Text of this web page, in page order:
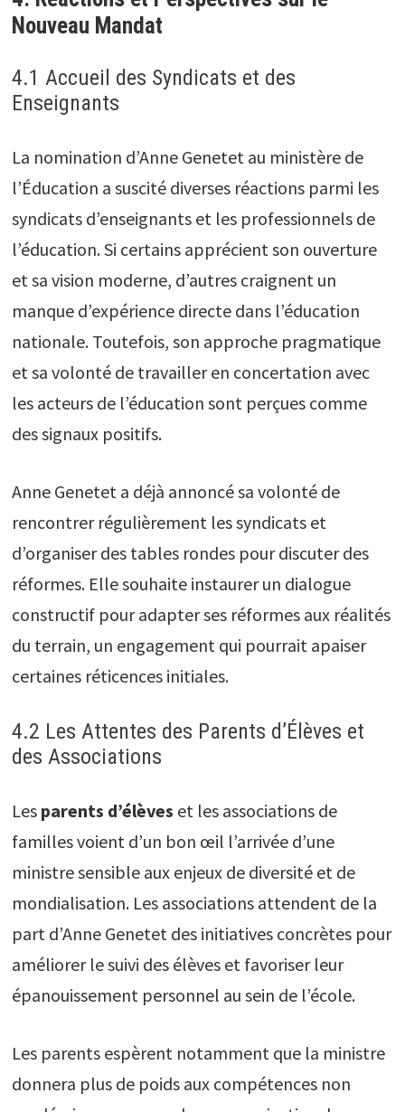
Nouveau Mandat
4.1 Accueil des Syndicats et des
Enseignants
La nomination d’Anne Genetet au ministère de
l’Éducation a suscité diverses réactions parmi les
syndicats d’enseignants et les professionnels de
l’éducation. Si certains apprécient son ouverture
et sa vision moderne, d’autres craignent un
manque d’expérience directe dans l’éducation
nationale. Toutefois, son approche pragmatique
et sa volonté de travailler en concertation avec
les acteurs de l’éducation sont perçues comme
des signaux positifs.
Anne Genetet a déjà annoncé sa volonté de
rencontrer régulièrement les syndicats et
d’organiser des tables rondes pour discuter des
réformes. Elle souhaite instaurer un dialogue
constructif pour adapter ses réformes aux réalités
du terrain, un engagement qui pourrait apaiser
certaines réticences initiales.
4.2 Les Attentes des Parents d’Élèves et
des Associations
Les parents d’élèves et les associations de
familles voient d’un bon œil l’arrivée d’une
ministre sensible aux enjeux de diversité et de
mondialisation. Les associations attendent de la
part d’Anne Genetet des initiatives concrètes pour
améliorer le suivi des élèves et favoriser leur
épanouissement personnel au sein de l’école.
Les parents espèrent notamment que la ministre
donnera plus de poids aux compétences non